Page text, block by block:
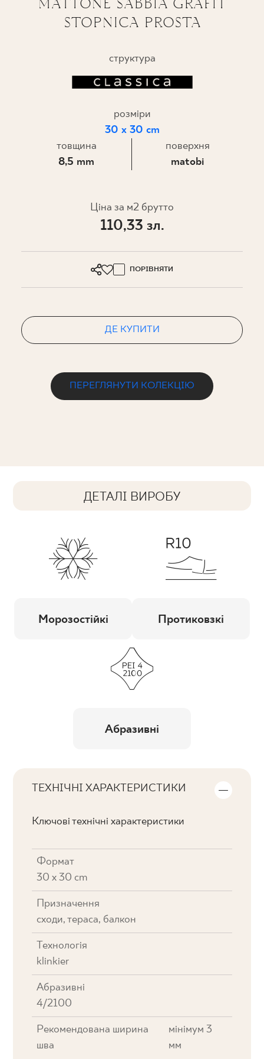
ПРОЄКТУВАННЯ
ПРО НАС
МІЙ ПРОФІЛЬ
КОНТАКТ
DE
STOPNICA PROSTA
структура
розміри
30 x 30 cm
товщина
8,5 mm
поверхня
matobi
Ціна за м2 брутто
110,33 зл.
ПОРІВНЯТИ
ДЕ КУПИТИ
ПЕРЕГЛЯНУТИ КОЛЕКЦІЮ
ДЕТАЛІ ВИРОБУ
Морозостійкі Протиковзкі
Абразивні
ТЕХНІЧНІ ХАРАКТЕРИСТИКИ
Ключові технічні характеристики
Формат
30 x 30 cm
Призначення
cходи, тераса, балкон
Технологія
klinkier
Абразивні
4/2100
Рекомендована ширина
шва
мінімум 3
мм